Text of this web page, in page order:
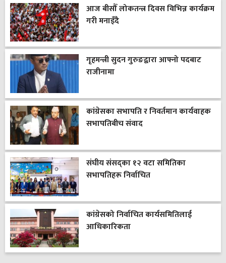
आज बीसौँ लोकतन्त्र दिवस विभिन्न कार्यक्रम
गरी मनाइँदै
गृहमन्त्री सुदन गुरुङद्वारा आफ्नो पदबाट
राजीनामा
कांग्रेसका सभापति र निवर्तमान कार्यवाहक
सभापतिबीच संवाद
संघीय संसद्का १२ वटा समितिका
सभापतिहरू निर्वाचित
कांग्रेसको निर्वाचित कार्यसमितिलाई
आधिकारिकता